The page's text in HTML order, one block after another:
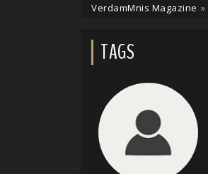
VerdamMnis Magazine »
TAGS